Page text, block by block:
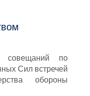
совещаний по
Сил встречей
обороны